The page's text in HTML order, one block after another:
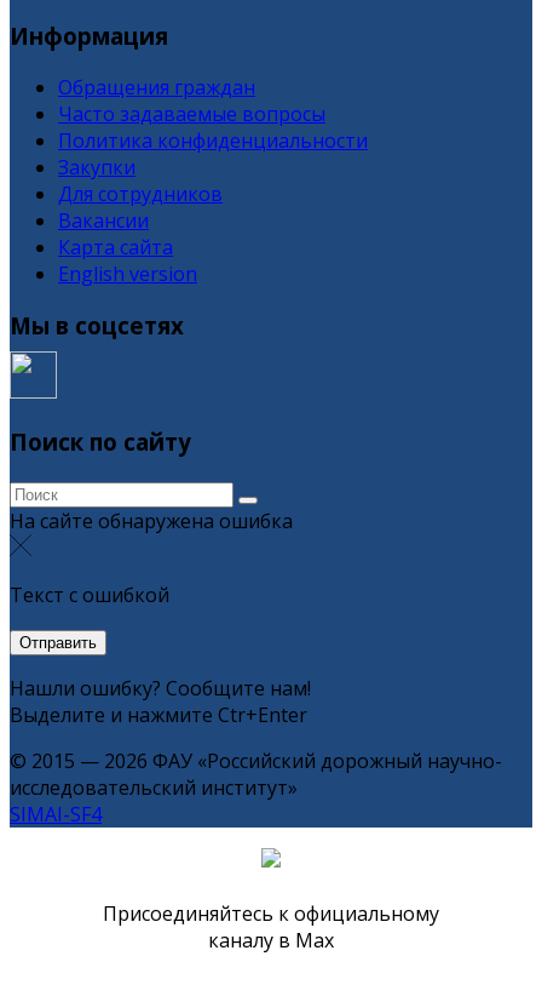
Информация
Обращения граждан
Часто задаваемые вопросы
Политика конфиденциальности
Закупки
Для сотрудников
Вакансии
Карта сайта
English version
Мы в соцсетях
Поиск по сайту
На сайте обнаружена ошибка
Текст с ошибкой
Нашли ошибку? Сообщите нам!
Выделите и нажмите Ctr+Enter
© 2015 — 2026 ФАУ «Российский дорожный научно-
исследовательский институт»
SIMAI-SF4
Присоединяйтесь к официальному
каналу в Max